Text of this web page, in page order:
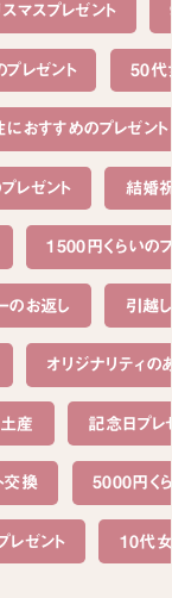
スマスプレゼント
レゼント 50代
おすすめのプレゼント
レゼント 結婚
1500円くらいの
のお返し 引越
オリジナリティの
産 記念日プレ
交換 5000円く
レゼント 10代女